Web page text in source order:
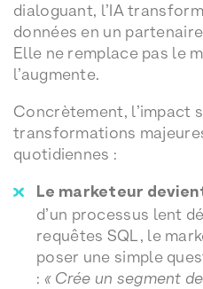
dialoguant, l’IA
données en un
Elle ne remplace pas le
l’augmente.
Concrètement, l’impact
transformations
quotidiennes :
Le marketeur
d’un processus lent
requêtes SQL, le
poser une simple
: « Crée un segment